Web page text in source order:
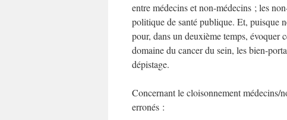
entre médecins et non-médecins ; les
politique de santé publique. Et, puisque
pour, dans un deuxième temps,
domaine du cancer du sein, les bien-
dépistage.
Concernant le cloisonnement médecins/
erronés :